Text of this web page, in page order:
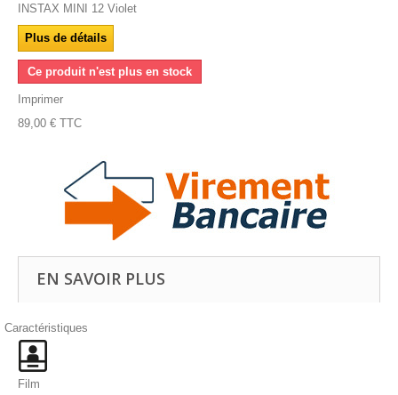
INSTAX MINI 12 Violet
Plus de détails
Ce produit n'est plus en stock
Imprimer
89,00 € TTC
EN SAVOIR PLUS
Caractéristiques
Film